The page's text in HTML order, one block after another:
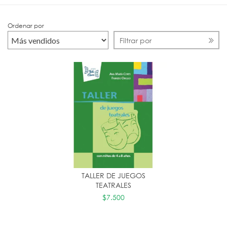
Ordenar por
Filtrar por
TALLER DE JUEGOS
TEATRALES
$7.500